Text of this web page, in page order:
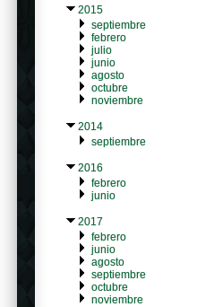
2015
septiembre
febrero
julio
junio
agosto
octubre
noviembre
2014
septiembre
2016
febrero
junio
2017
febrero
junio
agosto
septiembre
octubre
noviembre